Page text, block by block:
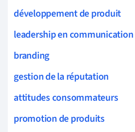
développement de produit
leadership en communication
branding
gestion de la réputation
attitudes consommateurs
promotion de produits